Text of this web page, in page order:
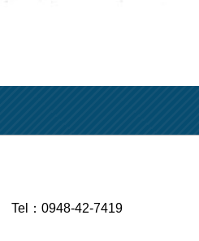
Tel：0948-42-7419